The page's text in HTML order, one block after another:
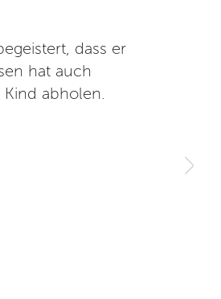
dass er
hat auch
abholen.